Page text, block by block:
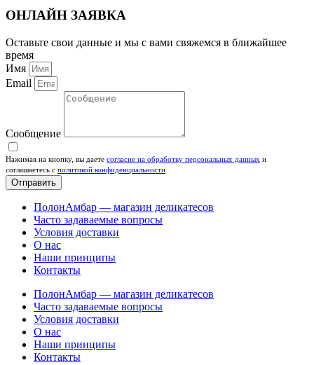
ОНЛАЙН ЗАЯВКА
Оставьте свои данные и мы с вами свяжемся в ближайшее
время
Имя
Email
Сообщение
Нажимая на кнопку, вы даете согласие на обработку персональных данных и
соглашаетесь c политикой конфиденциальности
Отправить
ПолонАмбар — магазин деликатесов
Часто задаваемые вопросы
Условия доставки
О нас
Наши принципы
Контакты
ПолонАмбар — магазин деликатесов
Часто задаваемые вопросы
Условия доставки
О нас
Наши принципы
Контакты